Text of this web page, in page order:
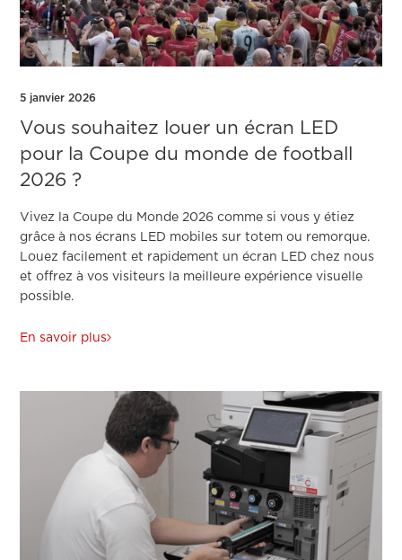
5 janvier 2026
Vous souhaitez louer un écran LED
pour la Coupe du monde de football
2026 ?
Vivez la Coupe du Monde 2026 comme si vous y étiez
grâce à nos écrans LED mobiles sur totem ou remorque.
Louez facilement et rapidement un écran LED chez nous
et offrez à vos visiteurs la meilleure expérience visuelle
possible.
En savoir plus